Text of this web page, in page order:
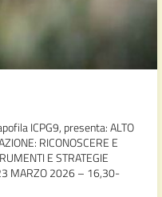
ICPG9, presenta: ALTO
RICONOSCERE E
E STRATEGIE
MARZO 2026 – 16,30-